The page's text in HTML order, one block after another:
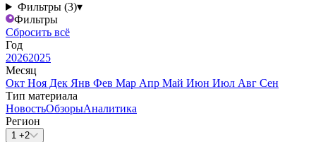
Фильтры (3)▾
Фильтры
Сбросить всё
Год
20262025
Месяц
Окт Ноя Дек Янв Фев Мар Апр Май Июн Июл Авг Сен
Тип материала
НовостьОбзорыАналитика
Регион
1 +2